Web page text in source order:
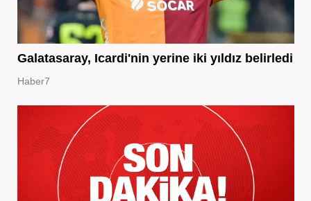
Galatasaray, Icardi'nin yerine iki yıldız belirledi
Haber7